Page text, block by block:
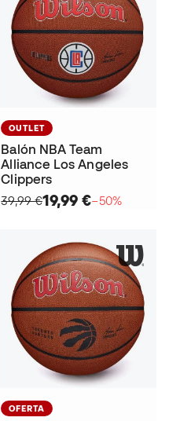
OUTLET
Balón NBA Team
Alliance Los Angeles
Clippers
39,99 €19,99 €−50%
OFERTA